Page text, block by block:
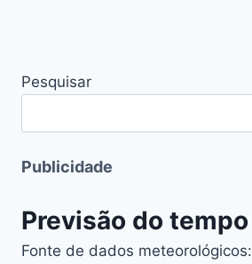
Pesquisar
Publicidade
Previsão do tempo
Fonte de dados meteorológicos: